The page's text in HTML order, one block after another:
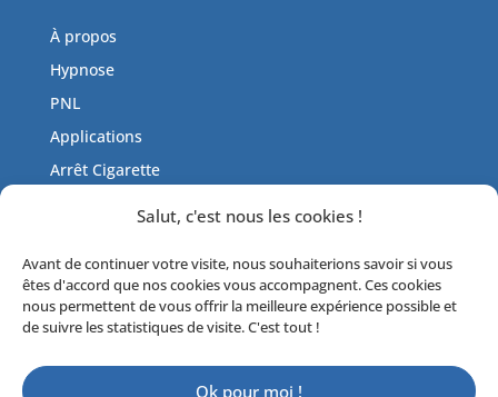
Salut, c'est nous les cookies !
Avant de continuer votre visite, nous souhaiterions savoir si vous
êtes d'accord que nos cookies vous accompagnent. Ces cookies
nous permettent de vous offrir la meilleure expérience possible et
de suivre les statistiques de visite. C'est tout !
Ok pour moi !
À propos
Hypnose
PNL
Applications
Arrêt Cigarette
Contactez-moi
Livre d’or